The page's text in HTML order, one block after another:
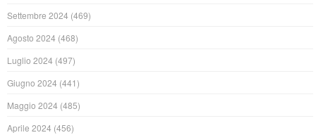
Settembre 2024 (469)
Agosto 2024 (468)
Luglio 2024 (497)
Giugno 2024 (441)
Maggio 2024 (485)
Aprile 2024 (456)